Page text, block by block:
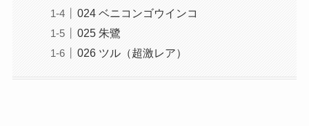
024 ベニコンゴウインコ
025 朱鷺
026 ツル（超激レア）